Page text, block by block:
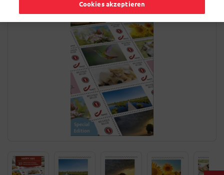
Cookies akzeptieren